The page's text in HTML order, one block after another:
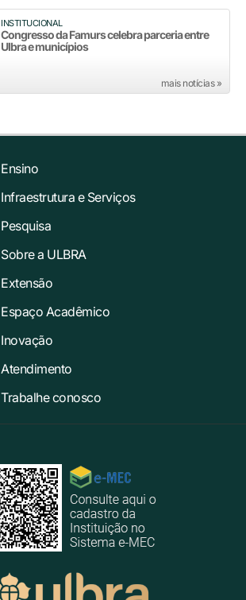
INSTITUCIONAL
Congresso da Famurs celebra parceria entre
Ulbra e municípios
mais notícias »
Ensino
Infraestrutura e Serviços
Pesquisa
Sobre a ULBRA
Extensão
Espaço Acadêmico
Inovação
Atendimento
Trabalhe conosco